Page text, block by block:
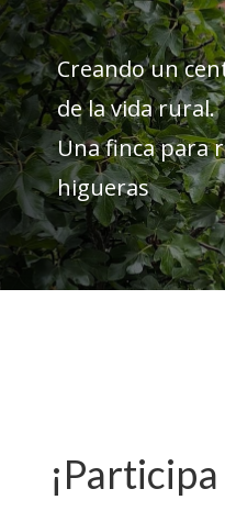
Creando un
de la vida rural.
Una finca para
higueras